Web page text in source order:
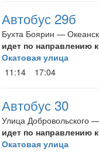
Автобус 29б
Бухта Боярин —
идет по направлению
Окатовая улица
11:14
17:04
Автобус 30
Улица Добровольского
идет по направлению
Окатовая улица